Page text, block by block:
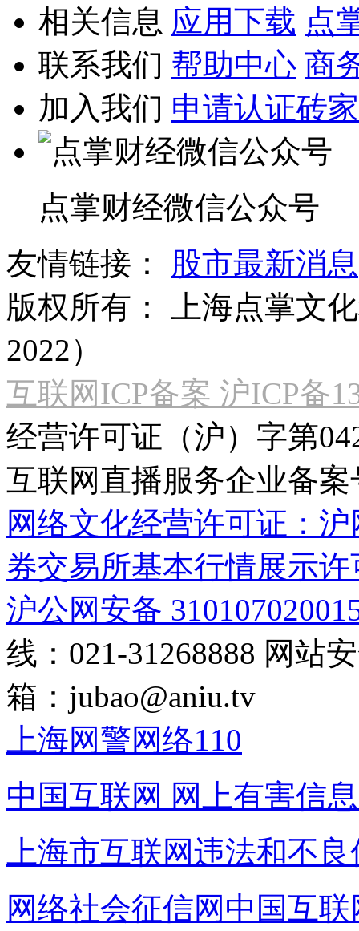
相关信息 应用下载 点
联系我们 帮助中心 商
加入我们 申请认证砖家
点掌财经微信公众号
友情链接：
股市最新消息
版权所有：
上海点掌文
2022）
互联网ICP备案 沪ICP备
经营许可证（沪）字第
互联网直播服务企业备案
网络文化经营许可证：
券交易所基本行情展示许
沪公网安备
线：021-31268888 网站
箱： jubao@aniu.tv
上海网警网络110
中国互联网 网上有害信
上海市互联网违法和不
网络社会征信网 中国互